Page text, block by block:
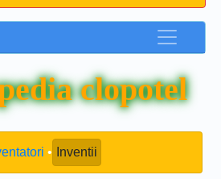
clopotel
Inventii